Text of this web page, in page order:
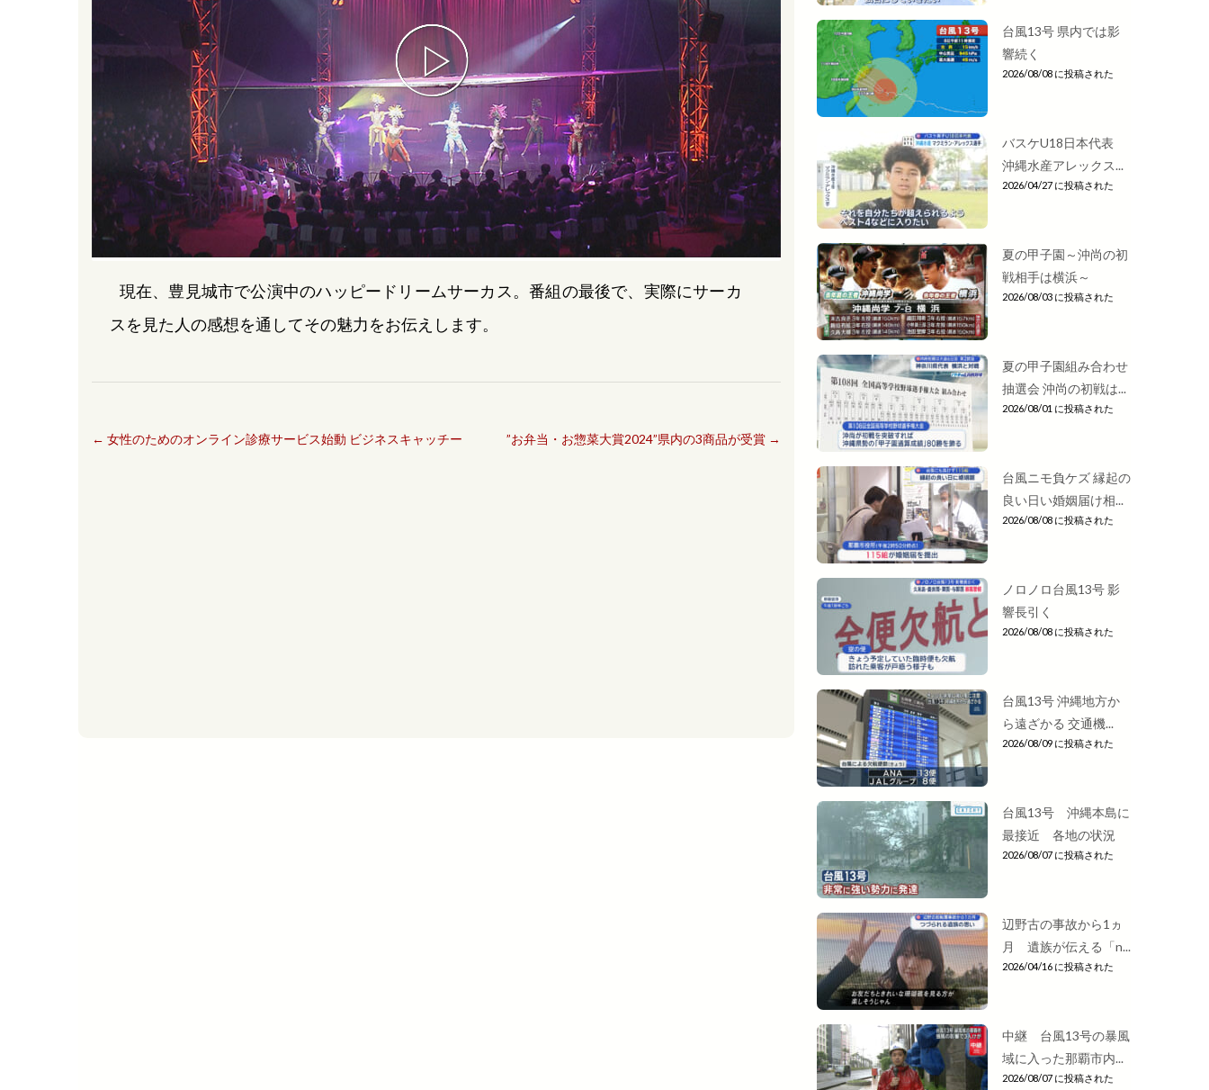
現在、豊見城市で公演中のハッピードリームサーカス。番組の最後で、実際にサーカ
スを見た人の感想を通してその魅力をお伝えします。
← 女性のためのオンライン診療サービス始動 ビジネスキャッチー ”お弁当・お惣菜大賞2024”県内の3商品が受賞 →
台風13号 県内では影
響続く
2026/08/08 に投稿された
バスケU18日本代表
沖縄水産アレックス...
2026/04/27 に投稿された
夏の甲子園～沖尚の初
戦相手は横浜～
2026/08/03 に投稿された
夏の甲子園組み合わせ
抽選会 沖尚の初戦は...
2026/08/01 に投稿された
台風ニモ負ケズ 縁起の
良い日い婚姻届け相...
2026/08/08 に投稿された
ノロノロ台風13号 影
響長引く
2026/08/08 に投稿された
台風13号 沖縄地方か
ら遠ざかる 交通機...
2026/08/09 に投稿された
台風13号 沖縄本島に
最接近 各地の状況
2026/08/07 に投稿された
辺野古の事故から1ヵ
月 遺族が伝える「n...
2026/04/16 に投稿された
中継 台風13号の暴風
域に入った那覇市内...
2026/08/07 に投稿された